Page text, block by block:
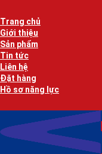
qua
nội
dung
Trang chủ
Giới thiệu
Sản phẩm
Tin tức
Liên hệ
Đặt hàng
Hồ sơ năng lực